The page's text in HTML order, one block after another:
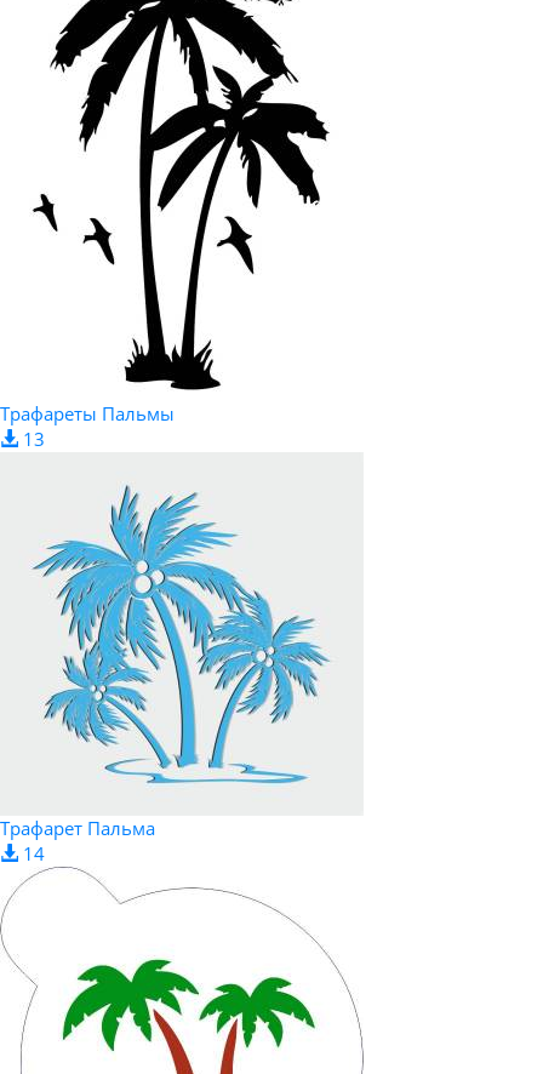
Трафареты Пальмы
13
Трафарет Пальма
14